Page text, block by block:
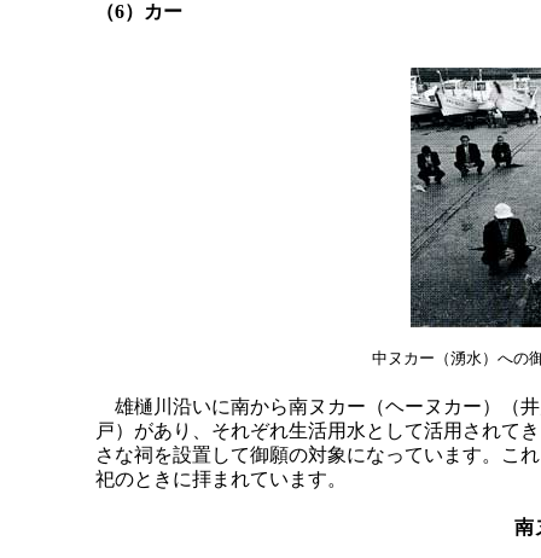
（6）カー
中ヌカー（湧水）への
雄樋川沿いに南から南ヌカー（ヘーヌカー）（
戸）があり、それぞれ生活用水として活用されて
さな祠を設置して御願の対象になっています。こ
祀のときに拝まれています。
南